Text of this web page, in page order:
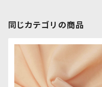
同じカテゴリの商品